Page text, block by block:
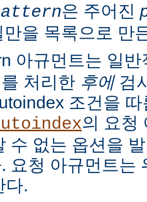
은 주어진
만을 목록으로 만
아규먼트는 일
처리한 후에검
조건을
의 요청
수 없는 옵션을
요청 아규먼트는
다.